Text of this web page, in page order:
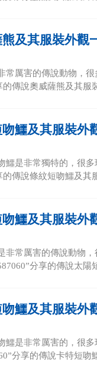
熊及其服裝外觀
常厲害的傳說動物，
傳說奧威薩熊及其服
吻鱷及其服裝外
鱷是非常獨特的，很
傳說條紋短吻鱷及其
吻鱷及其服裝外
非常厲害的傳說動物
分享的傳說太
吻鱷及其服裝外
鱷是非常厲害的，很
分享的傳說卡特短吻